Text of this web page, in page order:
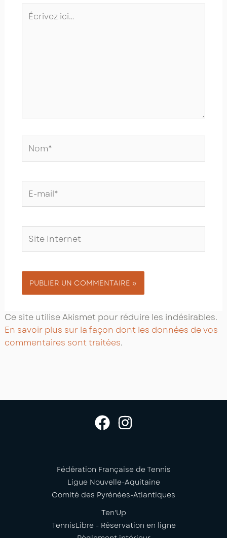
Écrivez
ici…
mail*
Internet
Ce site utilise Akismet pour réduire les indésirables.
En savoir plus sur la façon dont les données de vos
commentaires sont traitées.
Fédération Française de Tennis
Ligue Nouvelle-Aquitaine
Comité des Pyrénées-Atlantiques
Ten'Up
TennisLibre - Réservation en ligne